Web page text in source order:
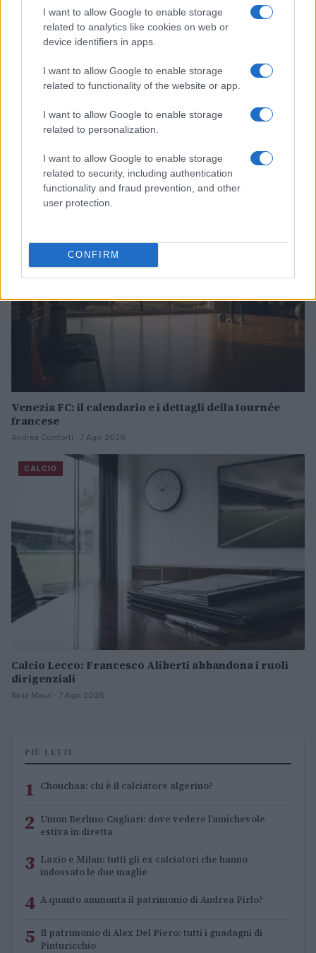
I want to allow Google to enable storage
related to analytics like cookies on web or
device identifiers in apps.
I want to allow Google to enable storage
related to functionality of the website or app.
I want to allow Google to enable storage
related to personalization.
I want to allow Google to enable storage
related to security, including authentication
functionality and fraud prevention, and other
user protection.
CONFIRM
Derby d’Italia a Perth: Chivu e l’Inter verso la sfida
con la Juventus
Andrea Conforti · 8 Ago 2026
Venezia FC: il calendario e i dettagli della tournée
francese
Andrea Conforti · 7 Ago 2026
CALCIO
Calcio Lecco: Francesco Aliberti abbandona i ruoli
dirigenziali
Ilaria Mauri · 7 Ago 2026
PIÙ LETTI
1 Chouchaa: chi è il calciatore algerino?
2 Union Berlino-Cagliari: dove vedere l’amichevole
estiva in diretta
3 Lazio e Milan: tutti gli ex calciatori che hanno
indossato le due maglie
4 A quanto ammonta il patrimonio di Andrea Pirlo?
5 Il patrimonio di Alex Del Piero: tutti i guadagni di
Pinturicchio